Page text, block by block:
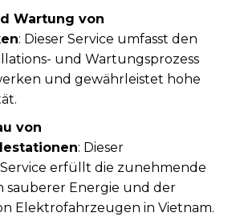
Wartung von
: Dieser Service umfasst den
und Wartungsprozess
und gewährleistet hohe
von
: Dieser
erfüllt die zunehmende
sauberer Energie und der
Elektrofahrzeugen in Vietnam.